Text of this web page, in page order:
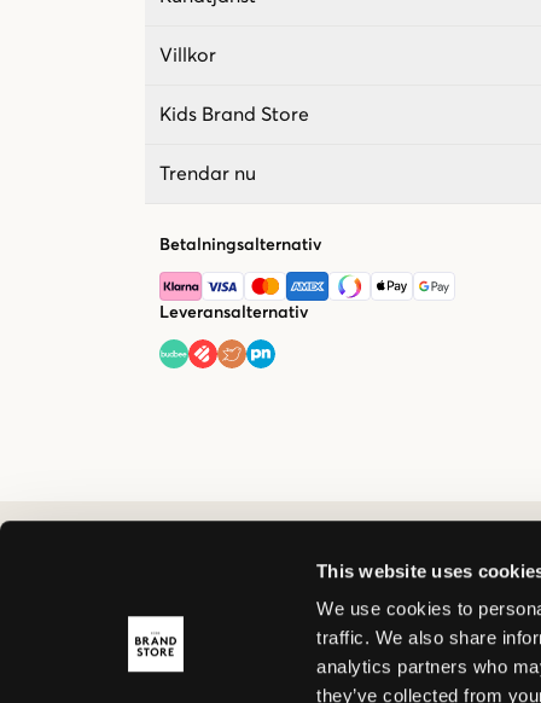
This website uses
We use cookies to
traffic. We also share
analytics partners who
they’ve collected from
Villkor
Kids Brand Store
Trendar nu
Betalningsalternativ
Leveransalternativ